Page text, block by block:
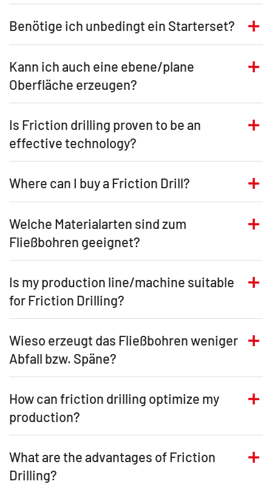
Benötige ich unbedingt ein Starterset?
Kann ich auch eine ebene/plane
Oberfläche erzeugen?
Is Friction drilling proven to be an
effective technology?
Where can I buy a Friction Drill?
Welche Materialarten sind zum
Fließbohren geeignet?
Is my production line/machine suitable
for Friction Drilling?
Wieso erzeugt das Fließbohren weniger
Abfall bzw. Späne?
How can friction drilling optimize my
production?
What are the advantages of Friction
Drilling?